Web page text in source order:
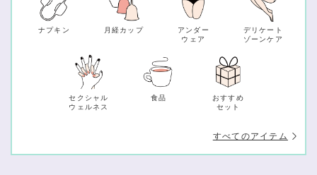
ナプキン 月経カップ
アンダー
ウェア
デリケート
ゾーンケア
セクシャル
ウェルネス
食品
おすすめ
セット
すべてのアイテム